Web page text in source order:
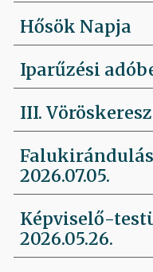
Hősök Napja
Iparűzési
III.
Falukirándulás
2026.07.05.
Képviselő-
2026.05.26.